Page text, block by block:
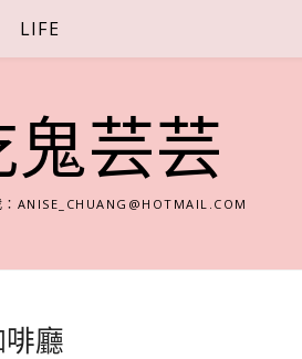
LIFE
鬼芸芸
ANISE_CHUANG@HOTMAIL.COM
啡廳